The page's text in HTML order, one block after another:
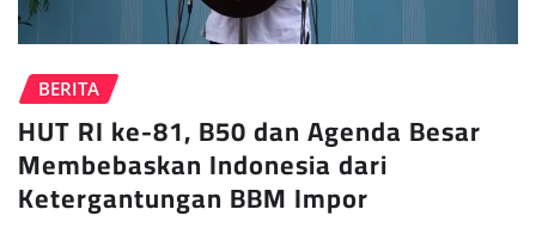
BERITA
HUT RI ke-81, B50 dan Agenda Besar
Membebaskan Indonesia dari
Ketergantungan BBM Impor